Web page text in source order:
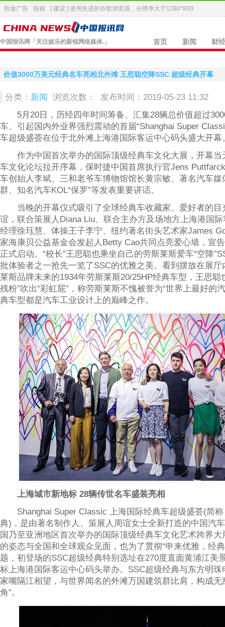
投放广告 投稿 [ 建议 ] 使用先进的谷歌浏览器。分辨率大于1280*800
中国报讯网 「关注娱乐的新锐网络媒体.」 首页 新闻 财经
价值3000万美元经典名车亮相北外滩 王思聪空降SSC 超级经典开幕
分类： 新闻 浏览次数：
发布时间：2019-05-23 11:32
5月20日，历经四年时间筹备、汇集28辆总价值超过
车、引起国内外业界强烈震动的首届“Shanghai Super
车超级盛荟在位于北外滩上海港国际客运中心码头盛大开幕
作为中国首次举办的国际顶级经典车文化大展，开幕当
车文化论坛拉开序幕，保时捷中国首席执行官Jens
车创始人李斌、三和老爷车博物馆馆长黄宗敏、著名汽车媒
群、知名汽车KOL“保罗”等发表重要讲话。
当晚的开幕仪式吸引了全球经典车收藏家、爱好者的目
谊，联合策展人Diana Liu、联合主办方及场地方上海港国
经理徐珏慧、体操王子李宁、纽约著名街头艺术家James
家海康贝公益基金会发起人Betty Cao共同点亮爱心墙，宣
正式启动。“校长”王思聪也乘坐自己的劳斯莱斯爱车“空降
批体验者之一抢先一览了SSC的优雅之美。看到摆放在展
莱斯品牌未来的1934年劳斯莱斯20/25HP经典车型，王思聪
残粉”吹出“彩虹屁”，称劳斯莱斯不愧被誉为“世界上最好的
典车型都是汽车工业设计上的巅峰之作。
上海城市新地标 28辆传世名车盛装亮相
Shanghai Super Classic 上海国际经典车超级盛荟(简称
典)，是由著名制作人、策展人周谊女士全新打造的中国汽
国乃至亚洲地区首次举办的国际顶级经典车文化艺术跨界
的姿态与全国和全球观众见面，也为了贯彻“申来优雅，经
题，初登场的SSC超级经典特别选址在270度直面黄浦江美
标上海港国际客运中心码头举办。SSC超级经典与东方明
家嘴隔江相望，与世界闻名的外滩万国建筑群比肩，构成无
角”。